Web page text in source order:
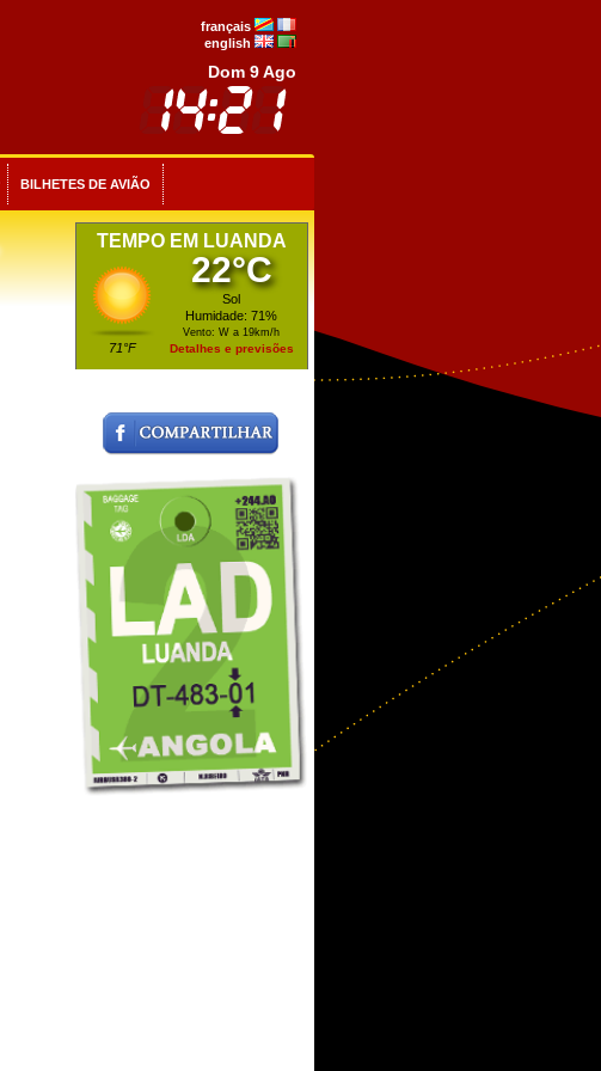
français
english
Dom 9 Ago
BILHETES DE AVIÃO
TEMPO EM LUANDA
71°F
22°C
Sol
Humidade: 71%
Vento: W a 19km/h
Detalhes e previsões